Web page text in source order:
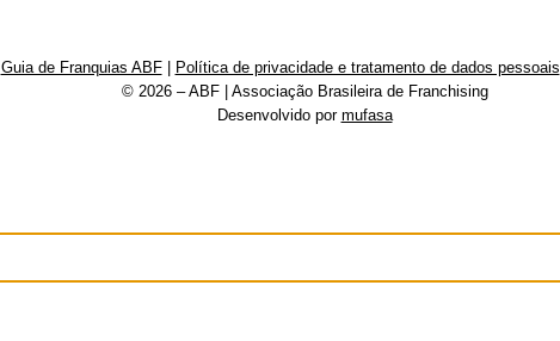
Guia de Franquias ABF| Política de privacidade e tratamento de dados pessoais
© 2026 – ABF | Associação Brasileira de Franchising
Desenvolvido por mufasa